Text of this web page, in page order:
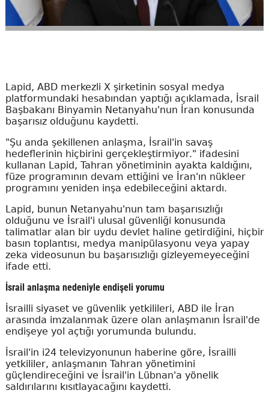
Lapid, ABD merkezli X şirketinin sosyal medya
platformundaki hesabından yaptığı açıklamada, İsrail
Başbakanı Binyamin Netanyahu'nun İran konusunda
başarısız olduğunu kaydetti.
"Şu anda şekillenen anlaşma, İsrail'in savaş
hedeflerinin hiçbirini gerçekleştirmiyor." ifadesini
kullanan Lapid, Tahran yönetiminin ayakta kaldığını,
füze programının devam ettiğini ve İran'ın nükleer
programını yeniden inşa edebileceğini aktardı.
Lapid, bunun Netanyahu'nun tam başarısızlığı
olduğunu ve İsrail'i ulusal güvenliği konusunda
talimatlar alan bir uydu devlet haline getirdiğini, hiçbir
basın toplantısı, medya manipülasyonu veya yapay
zeka videosunun bu başarısızlığı gizleyemeyeceğini
ifade etti.
İsrail anlaşma nedeniyle endişeli yorumu
İsrailli siyaset ve güvenlik yetkilileri, ABD ile İran
arasında imzalanmak üzere olan anlaşmanın İsrail'de
endişeye yol açtığı yorumunda bulundu.
İsrail'in i24 televizyonunun haberine göre, İsrailli
yetkililer, anlaşmanın Tahran yönetimini
güçlendireceğini ve İsrail'in Lübnan'a yönelik
saldırılarını kısıtlayacağını kaydetti.